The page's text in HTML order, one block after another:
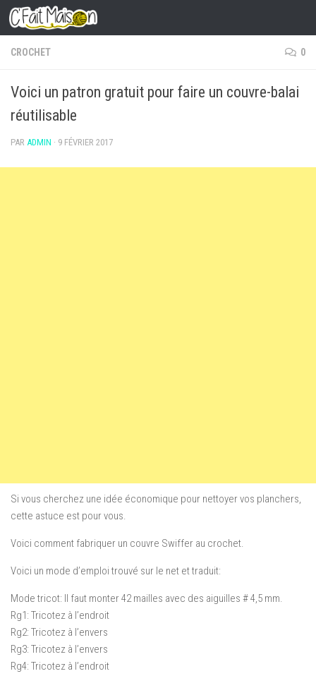
Skip to content
CROCHET 0
Voici un patron gratuit pour faire un couvre-balai
réutilisable
PAR ADMIN · 9 FÉVRIER 2017
Si vous cherchez une idée économique pour nettoyer vos planchers,
cette astuce est pour vous.
Voici comment fabriquer un couvre Swiffer au crochet.
Voici un mode d’emploi trouvé sur le net et traduit:
Mode tricot: Il faut monter 42 mailles avec des aiguilles # 4,5 mm.
Rg1: Tricotez à l’endroit
Rg2: Tricotez à l’envers
Rg3: Tricotez à l’envers
Rg4: Tricotez à l’endroit